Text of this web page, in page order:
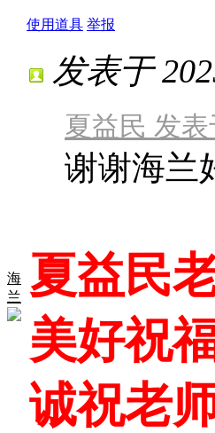
使用道具 举报
海
兰
发表于
夏益民 发表
谢谢海兰
夏益民
美好祝
诚祝老